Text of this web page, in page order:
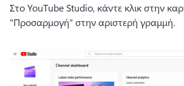
Στο YouTube Studio, κάντε κλικ στην
"Προσαρμογή" στην αριστερή γραμμή.